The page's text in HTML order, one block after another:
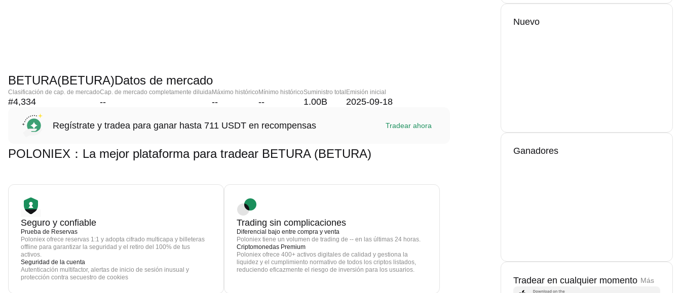
BETURA(BETURA)Datos de mercado
Clasificación de cap. de mercado
#4,334
Cap. de mercado completamente diluida
--
Máximo histórico
--
Mínimo histórico
--
Suministro total
1.00B
Emisión inicial
2025-09-18
Regístrate y tradea para ganar hasta 711 USDT en recompensas Tradear ahora
POLONIEX：La mejor plataforma para tradear BETURA (BETURA)
Seguro y confiable
Prueba de Reservas
Poloniex ofrece reservas 1:1 y adopta cifrado multicapa y billeteras
offline para garantizar la seguridad y el retiro del 100% de tus
activos.
Seguridad de la cuenta
Autenticación multifactor, alertas de inicio de sesión inusual y
protección contra secuestro de cookies
Trading sin complicaciones
Diferencial bajo entre compra y venta
Poloniex tiene un volumen de trading de -- en las últimas 24 horas.
Criptomonedas Premium
Poloniex ofrece 400+ activos digitales de calidad y gestiona la
liquidez y el cumplimiento normativo de todos los criptos listados,
reduciendo eficazmente el riesgo de inversión para los usuarios.
Nuevo
Ganadores
Tradear en cualquier momento Más